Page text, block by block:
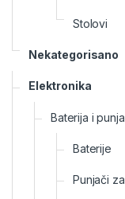
Stolovi
Nekategorisano
Elektronika
Baterija i
Baterije
Punjači